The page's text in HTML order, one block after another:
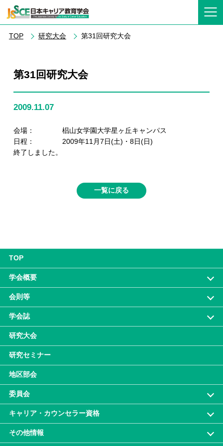
TOP 研究大会 第31回研究大会
第31回研究大会
2009.11.07
会場： 椙山女学園大学星ヶ丘キャンパス
日程： 2009年11月7日(土)・8日(日)
終了しました。
一覧に戻る
TOP
学会概要
会則等
学会誌
研究大会
研究セミナー
地区部会
委員会
キャリア・カウンセラー資格
その他情報